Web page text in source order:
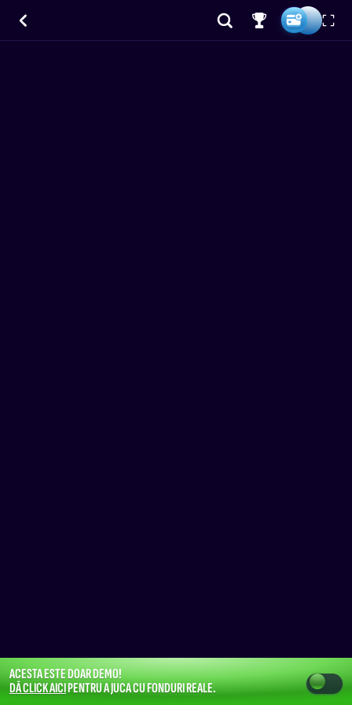
ACESTA ESTE DOAR DEMO!
DĂ CLICK AICIPENTRU A JUCA CU FONDURI REALE.